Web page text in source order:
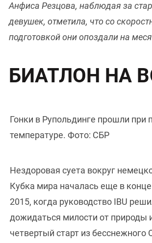
Анфиса Резцова, наблюдая за
девушек, отметила, что со
подготовкой они опоздали на
БИАТЛОН НА
Гонки в Рупольдинге прошли при
температуре. Фото: СБР
Нездоровая суета вокруг
Кубка мира началась еще в
2015, когда руководство IBU
дожидаться милости от природы
четвертый старт из бесснежного